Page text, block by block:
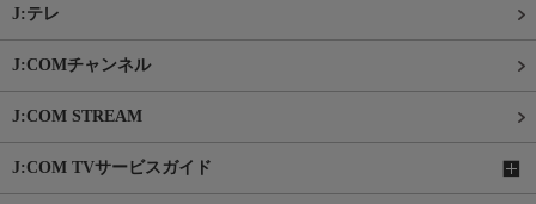
J:テレ
J:COMチャンネル
J:COM STREAM
J:COM TVサービスガイド